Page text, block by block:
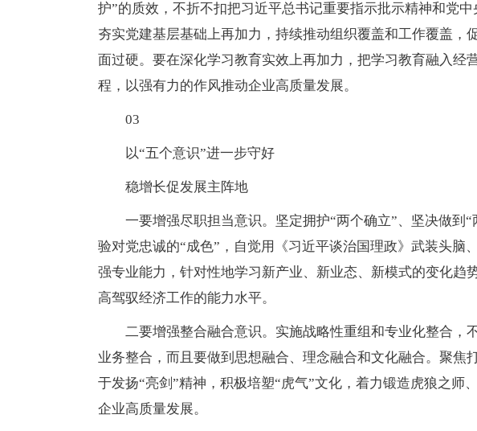
护”的质效，不折不扣把习近平总书记重要指示批示精神和党
夯实党建基层基础上再加力，持续推动组织覆盖和工作覆盖，
面过硬。要在深化学习教育实效上再加力，把学习教育融入经
程，以强有力的作风推动企业高质量发展。
03
以“五个意识”进一步守好
稳增长促发展主阵地
一要增强尽职担当意识。坚定拥护“两个确立”、坚决做到
验对党忠诚的“成色”，自觉用《习近平谈治国理政》武装头脑
强专业能力，针对性地学习新产业、新业态、新模式的变化趋
高驾驭经济工作的能力水平。
二要增强整合融合意识。实施战略性重组和专业化整合，
业务整合，而且要做到思想融合、理念融合和文化融合。聚焦
于发扬“亮剑”精神，积极培塑“虎气”文化，着力锻造虎狼之师
企业高质量发展。